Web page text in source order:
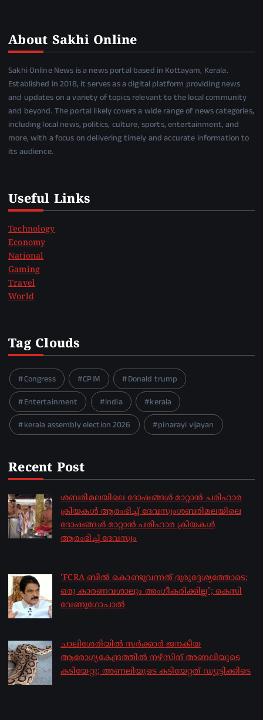
About Sakhi Online
Sakhi Online News is a news portal based in Kottayam, Kerala.
Established in 2018, it serves as a digital platform providing news
and updates on a variety of topics relevant to the local community
and beyond. The portal likely covers a wide range of news categories,
including local news, politics, culture, sports, entertainment, and
more, with a focus on delivering timely and accurate information to
its audience.
Useful Links
Technology
Economy
National
Gaming
Travel
World
Tag Clouds
Congress CPIM
Donald trump
Entertainment
india
kerala
kerala assembly election 2026
pinarayi vijayan
Recent Post
ശബരിമലയിലെ ദോഷങ്ങൾ മാറ്റാൻ പരിഹാര
ക്രിയകൾ ആരംഭിച്ച് ദേവസ്വംശബരിമലയിലെ
ദോഷങ്ങൾ മാറ്റാൻ പരിഹാര ക്രിയകൾ
ആരംഭിച്ച് ദേവസ്വം
‘FCRA ബിൽ കൊണ്ടുവന്നത് ദുരുദ്ദേശ്യത്തോടെ;
ഒരു കാരണവശാലും അം​ഗീകരിക്കില്ല’; കെസി
വേണു​ഗോപാൽ
ചാലിശേരിയില്‍ സര്‍ക്കാര്‍ ജനകീയ
ആരോഗ്യകേന്ദ്രത്തില്‍ നഴ്സിന് അണലിയുടെ
കടിയേറ്റു; അണലിയുടെ കടിയേറ്റത് ഡ്യൂട്ടിക്കിടെ